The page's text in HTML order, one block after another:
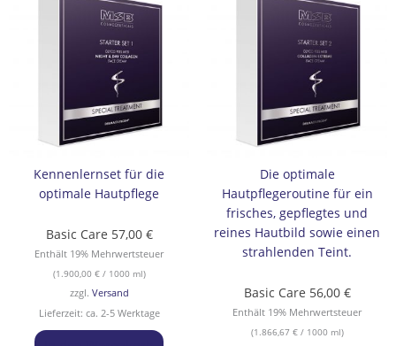
Kennenlernset für die
optimale Hautpflege
Basic Care 57,00 €
Enthält 19% Mehrwertsteuer
(1.900,00 €/ 1000 ml)
zzgl. Versand
Lieferzeit: ca. 2-5 Werktage
Die optimale
Hautpflegeroutine für ein
frisches, gepflegtes und
reines Hautbild sowie einen
strahlenden Teint.
Basic Care 56,00 €
Enthält 19% Mehrwertsteuer
(1.866,67 €/ 1000 ml)